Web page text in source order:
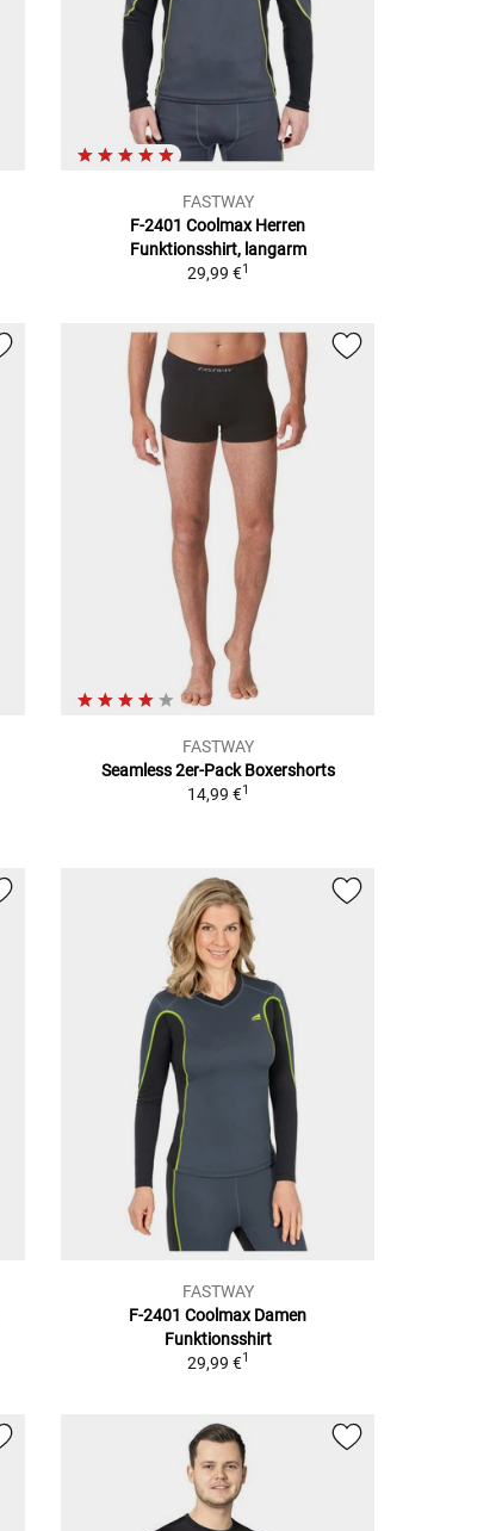
FASTWAY
F-2401 Coolmax Herren
Funktionsshirt, langarm
29,99 €1
FASTWAY
Seamless 2er-Pack Boxershorts
14,99 €1
FASTWAY
F-2401 Coolmax Damen
Funktionsshirt
29,99 €1